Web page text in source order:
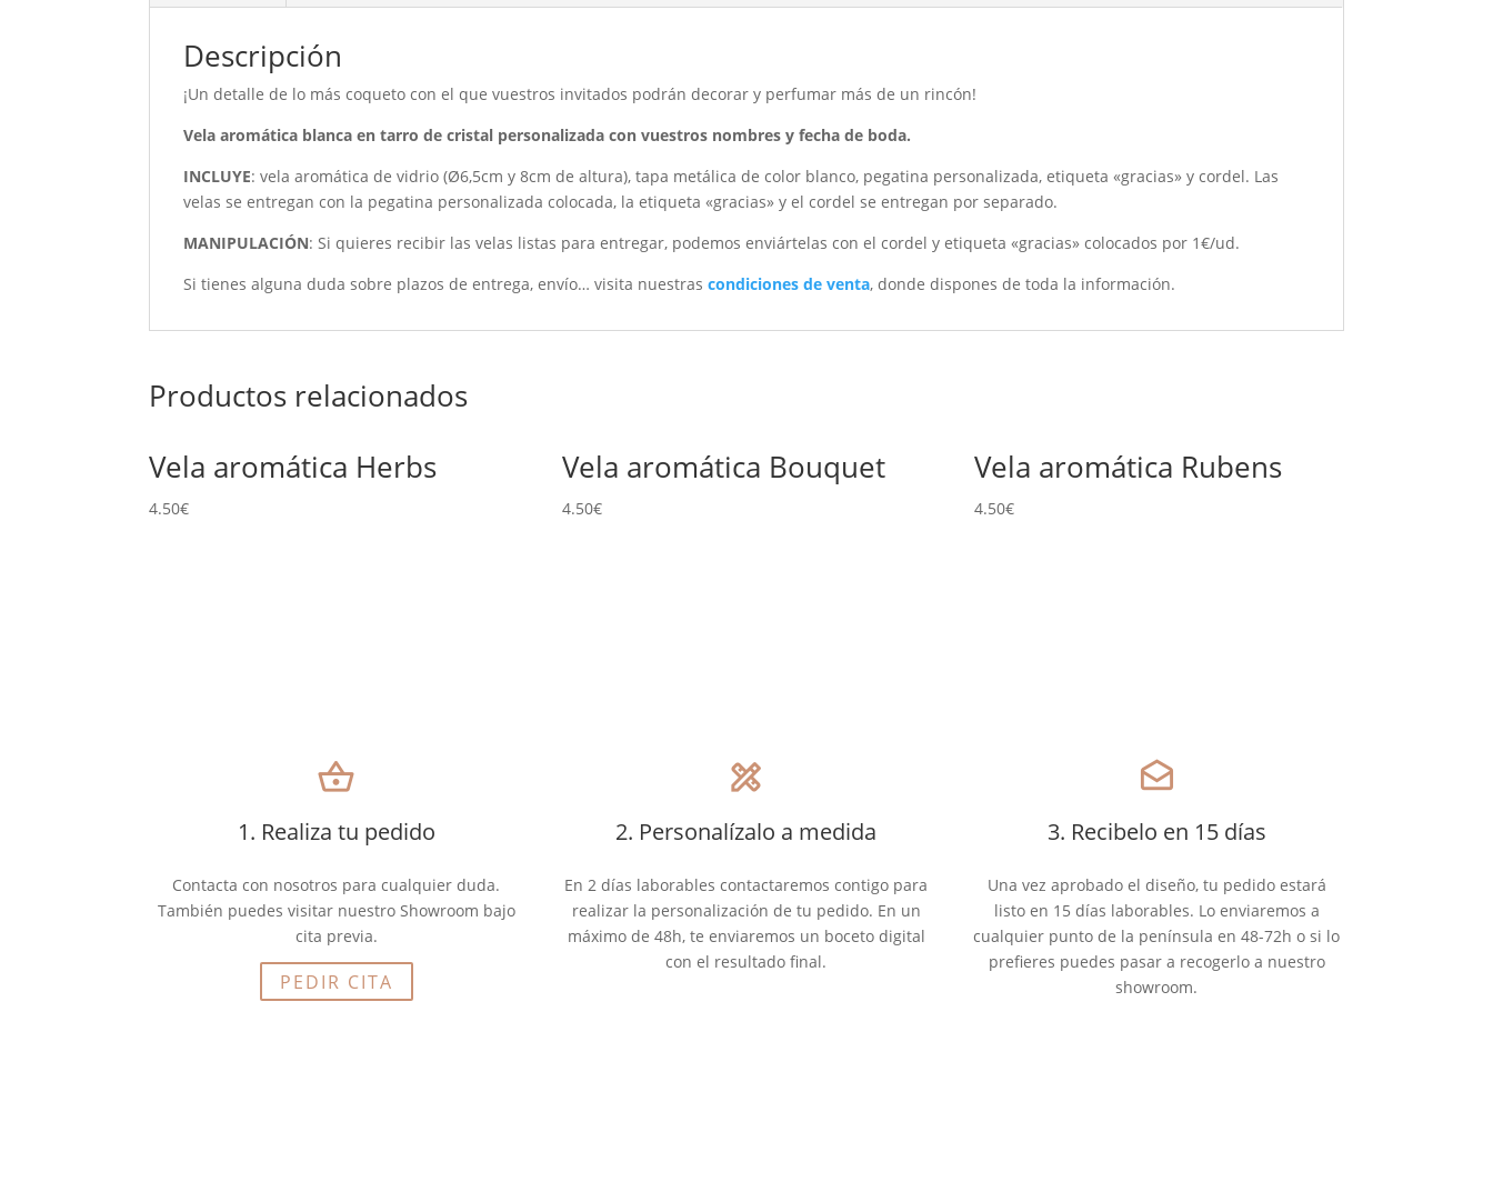
Descripción
¡Un detalle de lo más coqueto con el que vuestros invitados podrán decorar y perfumar más de un rincón!
Vela aromática blanca en tarro de cristal personalizada con vuestros nombres y fecha de boda.
INCLUYE: vela aromática de vidrio (Ø6,5cm y 8cm de altura), tapa metálica de color blanco, pegatina personalizada, etiqueta «gracias» y cordel. Las
velas se entregan con la pegatina personalizada colocada, la etiqueta «gracias» y el cordel se entregan por separado.
MANIPULACIÓN: Si quieres recibir las velas listas para entregar, podemos enviártelas con el cordel y etiqueta «gracias» colocados por 1€/ud.
Si tienes alguna duda sobre plazos de entrega, envío… visita nuestras condiciones de venta, donde dispones de toda la información.
Productos relacionados
Vela aromática Herbs
4.50€
Vela aromática Bouquet
4.50€
Vela aromática Rubens
4.50€
shopping_basket
1. Realiza tu pedido
Contacta con nosotros para cualquier duda.
También puedes visitar nuestro Showroom bajo
cita previa.
PEDIR CITA
design_services
2. Personalízalo a medida
En 2 días laborables contactaremos contigo para
realizar la personalización de tu pedido. En un
máximo de 48h, te enviaremos un boceto digital
con el resultado final.
drafts
3. Recibelo en 15 días
Una vez aprobado el diseño, tu pedido estará
listo en 15 días laborables. Lo enviaremos a
cualquier punto de la península en 48-72h o si lo
prefieres puedes pasar a recogerlo a nuestro
showroom.